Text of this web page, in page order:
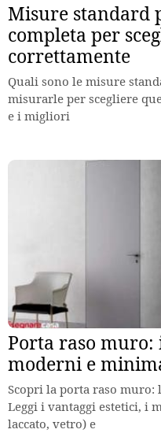
Misure standard
completa per
correttamente
Quali sono le misure
misurarle per scegliere
e i migliori
Porta raso
moderni e
Scopri la porta raso muro:
Leggi i vantaggi estetici, i
laccato, vetro) e